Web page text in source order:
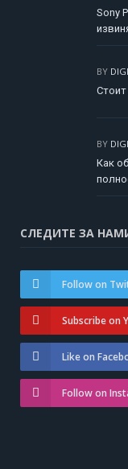
Sony
BY
Стоит
BY
Как
СЛЕДИТЕ ЗА
Follow on
Subscribe on
Like on
Follow on